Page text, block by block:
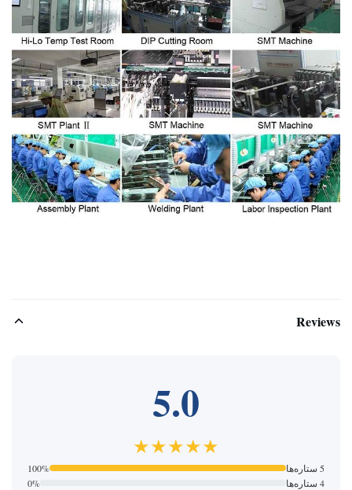
Reviews
5.0
★★★★★
5 ستاره‌ها
100%
4 ستاره‌ها
0%